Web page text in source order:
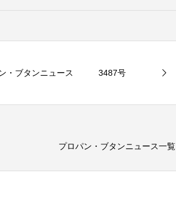
永井岳彦・資源エネルギー庁資源・燃
介などを行う。
ン・ブタンニュース 3487号
プロパン・ブタンニュース一覧